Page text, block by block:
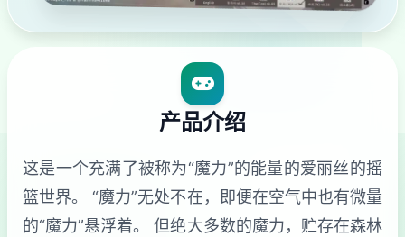
产品介绍
这是一个充满了被称为“魔力”的能量的爱丽丝的摇
篮世界。 “魔力”无处不在，即便在空气中也有微量
的“魔力”悬浮着。 但绝大多数的魔力，贮存在森林